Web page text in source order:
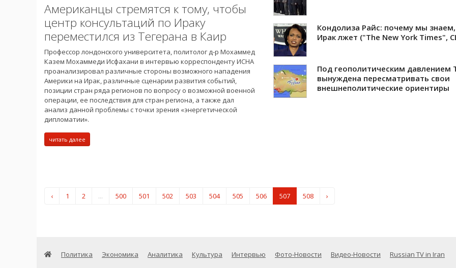
Американцы стремятся к тому, чтобы
центр консультаций по Ираку
переместился из Тегерана в Каир
Профессор лондонского университета, политолог д-р Мохаммед
Казем Мохаммеди Исфахани в интервью корреспонденту ИСНА
проанализировал различные стороны возможного нападения
Америки на Ирак, различные сценарии развития событий,
позиции стран ряда регионов по вопросу о возможной военной
операции, ее последствия для стран региона, а также дал
анализ данной проблемы с точки зрения «энергетической
дипломатии».
читать далее
Кондолиза Райс: почему мы
Ирак лжет ("The New York Times",
Под геополитическим давлением
вынуждена пересматривать свои
внешнеполитические ориентиры
‹ 1 2 ... 500 501 502 503 504 505 506 507 508 ›
Политика Экономика Аналитика Культура Интервью Фото-Новости Видео-Новости Russian TV in Iran